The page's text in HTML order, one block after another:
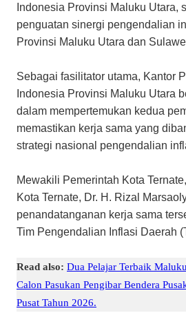
Indonesia Provinsi Maluku Utara,
penguatan sinergi pengendalian
Provinsi Maluku Utara dan
Sebagai fasilitator utama, Kantor
Indonesia Provinsi Maluku Utara
dalam mempertemukan kedua
memastikan kerja sama yang
strategi nasional pengendalian
Mewakili Pemerintah Kota
Kota Ternate, Dr. H. Rizal
penandatanganan kerja sama
Tim Pengendalian Inflasi Daerah
Read also: Dua Pelajar Terbaik
Calon Pasukan Pengibar Bendera
Pusat Tahun 2026.